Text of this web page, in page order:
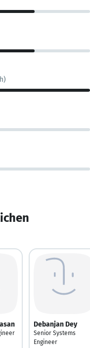
Debanjan Dey
Senior Systems
Engineer